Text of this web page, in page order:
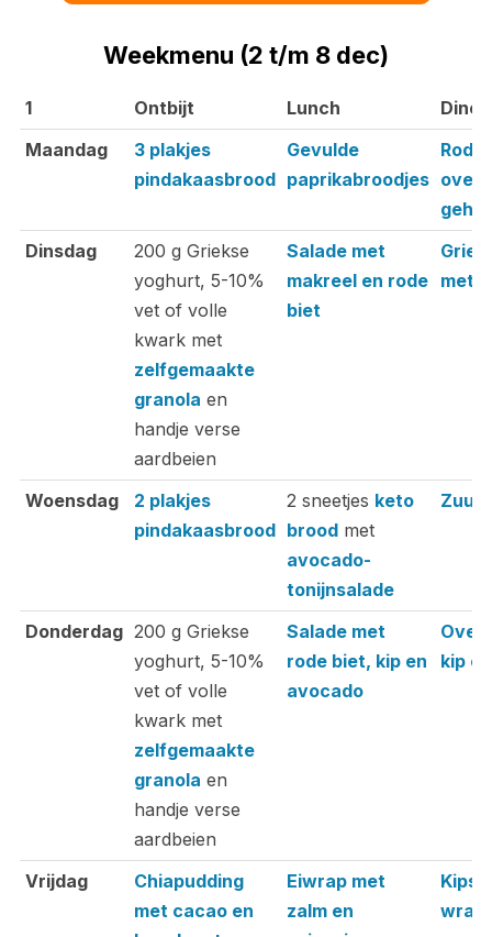
Weekmenu (2 t/m 8 dec)
1 Ontbijt Lunch
Diner
1
Ontbijt Lunch Diner
Maandag
3 plakjes
pindakaasbrood
Gevulde
paprikabroodjes
Rode
Dinsdag
200 g Griekse
yoghurt, 5-10%
vet of volle
kwark met
zelfgemaakte
granola en
handje verse
aardbeien
Salade met
makreel en rode
biet
met
Woensdag
2 plakjes
pindakaasbrood
2 sneetjes keto
broodmet
avocado-
tonijnsalade
Donderdag 200 g Griekse
yoghurt, 5-10%
vet of volle
kwark met
zelfgemaakte
granola en
handje verse
aardbeien
Salade met
rode biet, kip en
avocado
kip
Vrijdag
Chiapudding
met cacao en
Eiwrap met
zalm en